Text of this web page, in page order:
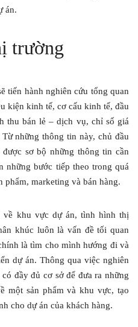
án.
trường
tiến hành nghiên cứu tổng quan
kiện kinh tế, cơ cấu kinh tế, đầu
thu bán lẻ – dịch vụ, chỉ số giá
những thông tin này, chủ đầu
sơ bộ những thông tin cần
những bước tiếp theo trong quá
phẩm, marketing và bán hàng.
về khu vực dự án, tình hình thị
khúc luôn là vấn đề tối quan
là tìm cho mình hướng đi và
dự án. Thông qua việc nghiên
đầy đủ cơ sở để đưa ra những
một sản phẩm và khu vực, tạo
cho dự án của khách hàng.